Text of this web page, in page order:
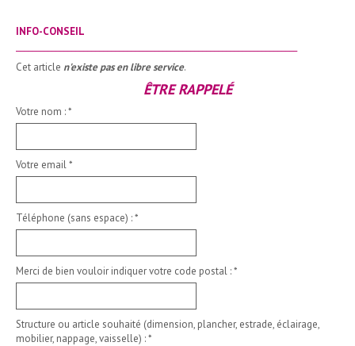
INFO-CONSEIL
Cet article n'existe pas en libre service.
ÊTRE RAPPELÉ
Votre nom :*
Votre email*
Téléphone (sans espace) :*
Merci de bien vouloir indiquer votre code postal :*
Structure ou article souhaité (dimension, plancher, estrade, éclairage,
mobilier, nappage, vaisselle) :*